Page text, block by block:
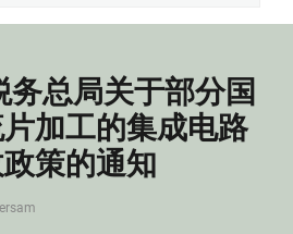
务总局关于部分国
加工的集成电路
策的通知